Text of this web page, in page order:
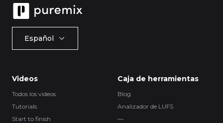
Español
Videos
Todos los videos
Tutorials
Start to finish
Caja de herramientas
Blog
Analizador de LUFS
—